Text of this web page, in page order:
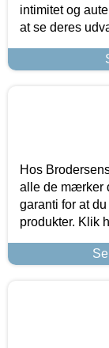
intimitet og
at se deres
Hos
alle de mærker
garanti for at
produkter. Klik